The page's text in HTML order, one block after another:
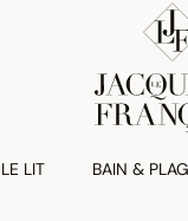
LE LIT BAIN &